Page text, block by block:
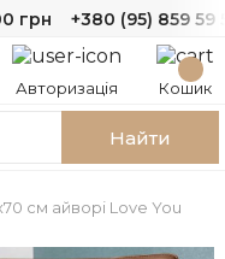
грн +380 (95) 859 59
Авторизація Кошик
Найти
см айворі Love You